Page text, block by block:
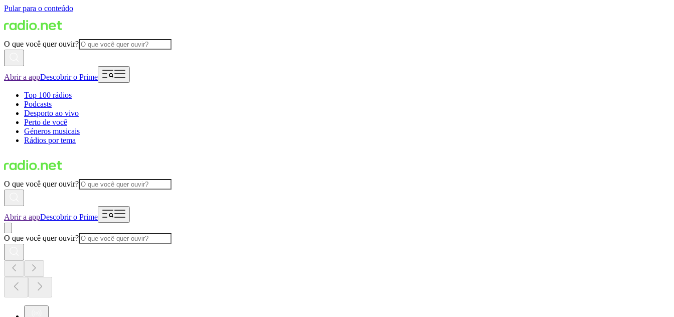
Pular para o conteúdo
O que você quer ouvir?
Abrir a appDescobrir o Prime
Top 100 rádios
Podcasts
Desporto ao vivo
Perto de você
Géneros musicais
Rádios por tema
O que você quer ouvir?
Abrir a appDescobrir o Prime
O que você quer ouvir?